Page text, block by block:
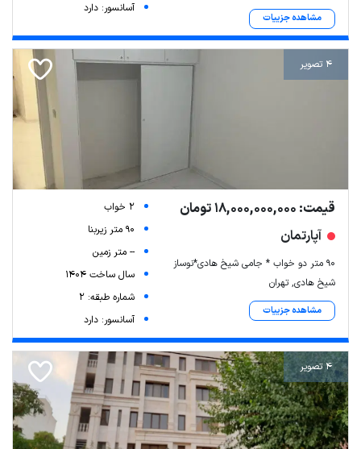
مشاهده جزییات
آسانسور: دارد
4 تصویر
قیمت: 18,000,000,000 تومان
آپارتمان
۹۰ متر دو خواب * جامی شیخ هادی*نوساز
شیخ هادی, تهران
مشاهده جزییات
2 خواب
90 متر زیربنا
-- متر زمین
سال ساخت 1404
شماره طبقه: 2
آسانسور: دارد
4 تصویر